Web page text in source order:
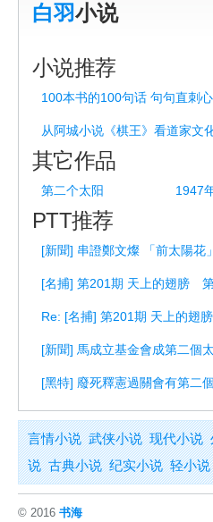
白羽小说
小说推荐
100本书的100句话 句句直刺
从阿城小说《棋王》看道家文
其它作品
第二个太阳 1947
PTT推荐
[新聞] 串證鄭文燦 「前太陽花
[名捕] 第201期 天上的翅膀
Re: [名捕] 第201期 天上的翅
[新聞] 馬成立基金會成第二個
[黑特] 廢死釋憲過關會有第二
言情小说 武侠小说 现代小说
说 古典小说 纪实小说 轻小说
© 2016 书海